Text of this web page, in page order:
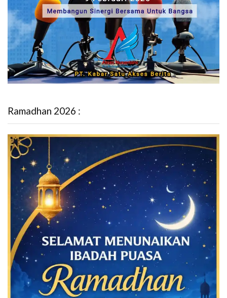
Ramadhan 2026 :